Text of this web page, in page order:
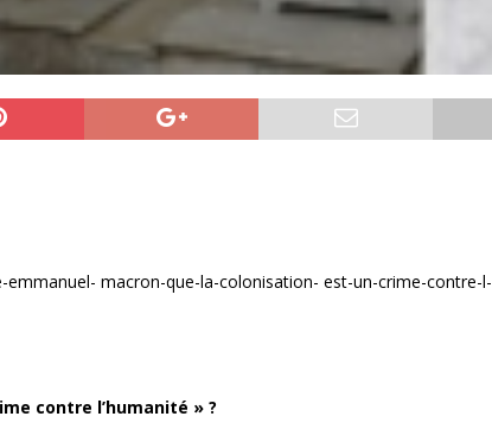
macron-que-la-colonisation- est-un-crime-contre-l-
contre l’humanité » ?